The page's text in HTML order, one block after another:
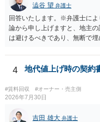
澁谷 望 弁護士
回答いたします。※弁護士に
論から申し上げますと、地主
は避けるべきであり、無断で
上、自分のペットの遺骨を埋
棄には該当しないため、犯罪
物の所有者は質問者様であっ
ります。そのため、地主に無
を侵害する行為や、借地人と
事前に地主へ相談して許可を
4 地代値上げ時の契約
#賃料回収 #オーナー・売主側
2026年7月30日
吉田 雄大 弁護士